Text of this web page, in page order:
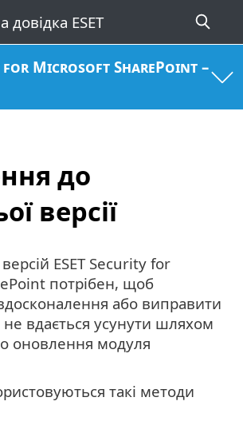
for Microsoft SharePoint –
до
версії
ESET Security for
потрібен, щоб
або виправити
вдається усунути шляхом
оновлення модуля
такі методи